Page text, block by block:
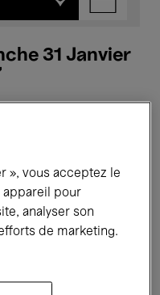
31 Janvier
Performances
Music
», vous acceptez le
appareil pour
analyser son
de marketing.